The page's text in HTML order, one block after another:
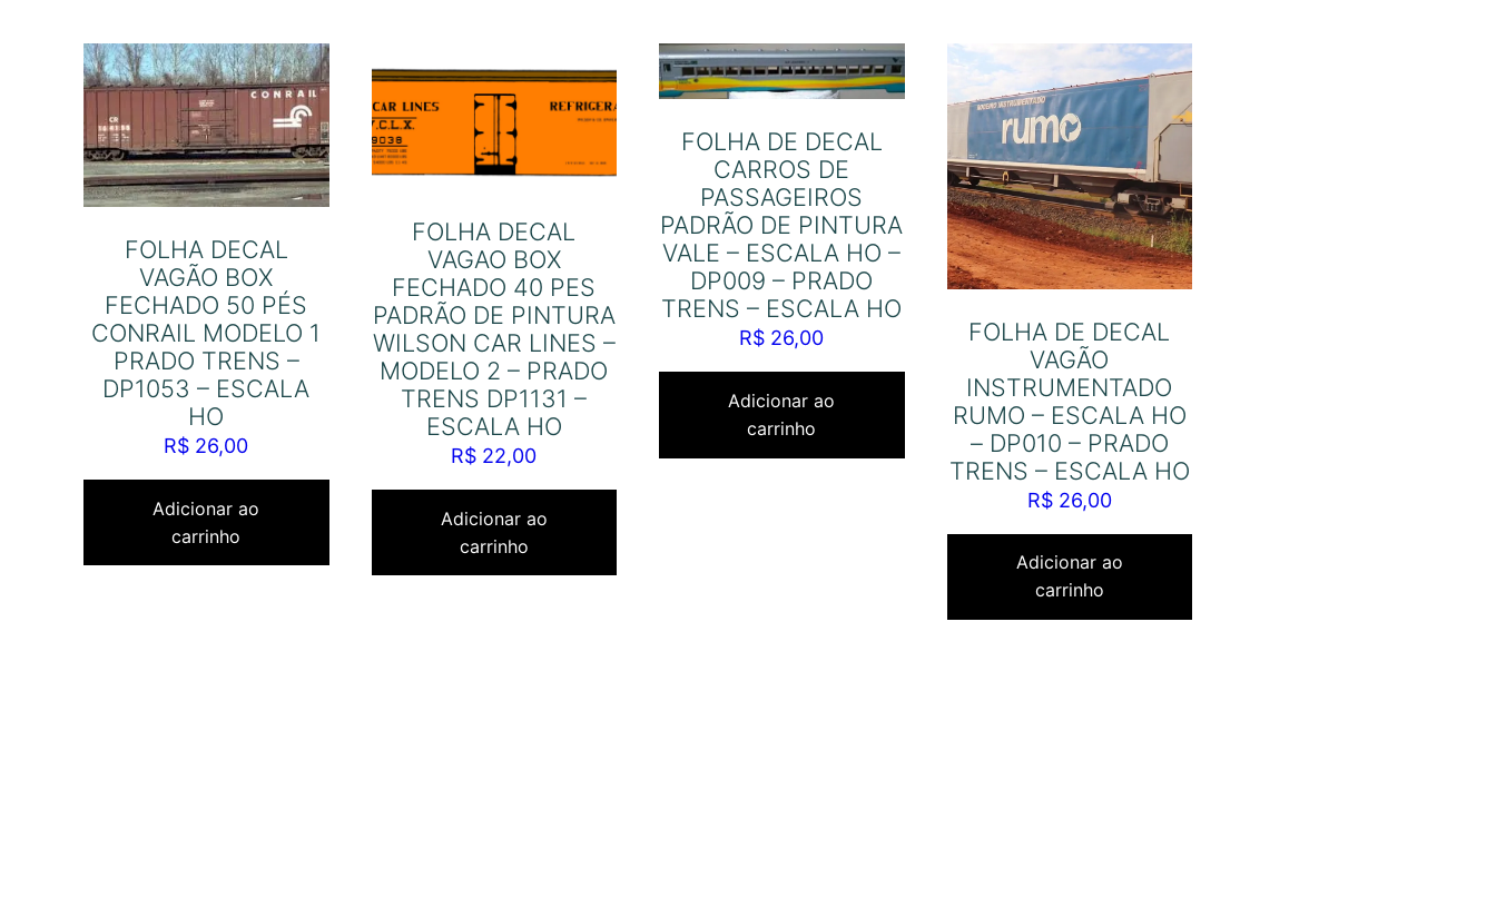
FOLHA DECAL
VAGÃO BOX
FECHADO 50 PÉS
CONRAIL MODELO 1
PRADO TRENS –
DP1053 – ESCALA
HO
R$ 26,00
Adicionar ao
carrinho
FOLHA DECAL
VAGAO BOX
FECHADO 40 PES
PADRÃO DE PINTURA
WILSON CAR LINES –
MODELO 2 – PRADO
TRENS DP1131 –
ESCALA HO
R$ 22,00
Adicionar ao
carrinho
FOLHA DE DECAL
CARROS DE
PASSAGEIROS
PADRÃO DE PINTURA
VALE – ESCALA HO –
DP009 – PRADO
TRENS – ESCALA HO
R$ 26,00
Adicionar ao
carrinho
FOLHA DE DECAL
VAGÃO
INSTRUMENTADO
RUMO – ESCALA HO
– DP010 – PRADO
TRENS – ESCALA HO
R$26,00
Adicionar ao
carrinho